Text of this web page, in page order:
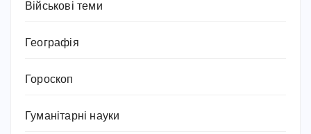
Військові теми
Географія
Гороскоп
Гуманітарні науки